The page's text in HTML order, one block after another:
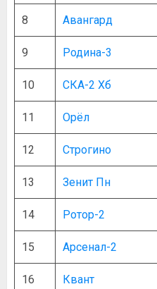
8 Авангард
9 Родина-3
10 СКА-2 Хб
11 Орёл
12 Строгино
13 Зенит Пн
14 Ротор-2
15 Арсенал-2
16 Квант